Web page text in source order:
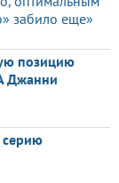
забило еще»
позицию
Джанни